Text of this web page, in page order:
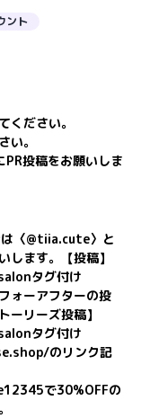
ント
ださい。
い。
投稿をお願いしま
〈@tiia.cute〉と
します。【投稿】
タグ付け
ォーアフターの投
ーリーズ投稿】
タグ付け
のリンク記
で30%OFFの